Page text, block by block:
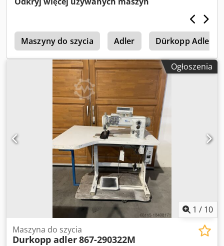
Maszyny do szycia Adler Dürkopp Adler
Ogłoszenia
1 / 10
Maszyna do szycia
Durkopp adler867-290322M